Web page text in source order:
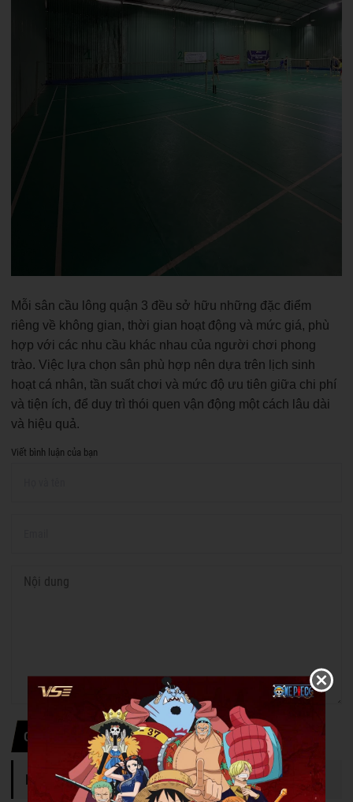
Mỗi sân cầu lông quận 3 đều sở hữu những đặc điểm
riêng về không gian, thời gian hoạt động và mức giá, phù
hợp với các nhu cầu khác nhau của người chơi phong
trào. Việc lựa chọn sân phù hợp nên dựa trên lịch sinh
hoạt cá nhân, tần suất chơi và mức độ ưu tiên giữa chi phí
và tiện ích, để duy trì thói quen vận động một cách lâu dài
và hiệu quả.
Viết bình luận của bạn
Gửi thông tin
DANH MỤC TIN TỨC